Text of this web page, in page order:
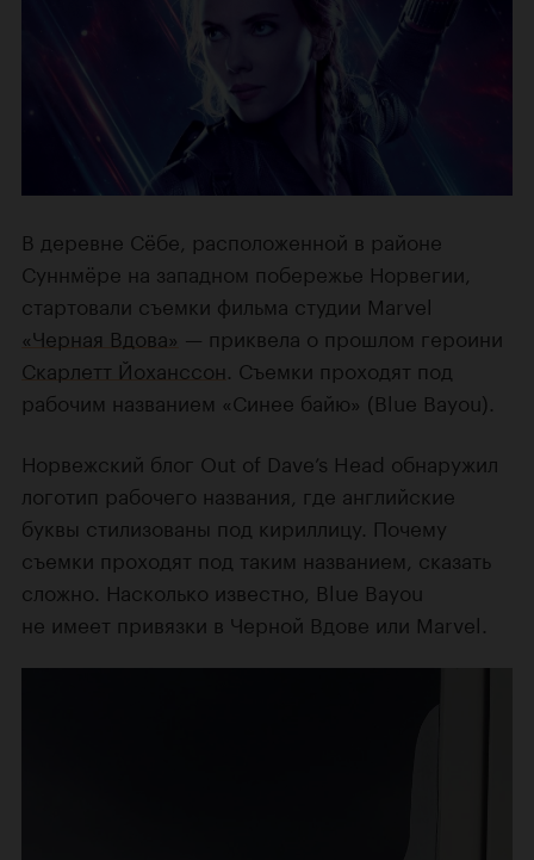
В деревне Сёбе, расположенной в районе
Суннмёре на западном побережье Норвегии,
стартовали съемки фильма студии Marvel
«Черная Вдова» — приквела о прошлом героини
Скарлетт Йоханссон . Съемки проходят под
рабочим названием «Синее байю» (Blue Bayou).
Норвежский блог Out of Dave’s Head обнаружил
логотип рабочего названия, где английские
буквы стилизованы под кириллицу. Почему
съемки проходят под таким названием, сказать
сложно. Насколько известно, Blue Bayou
не имеет привязки в Черной Вдове или Marvel.